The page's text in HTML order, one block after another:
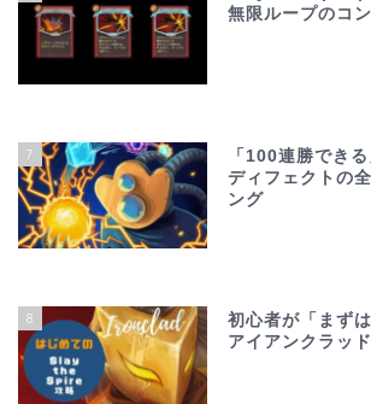
無限ループのコ
7
「100連勝でき
ディフェクトの
ング
8
初心者が「まず
アイアンクラッ